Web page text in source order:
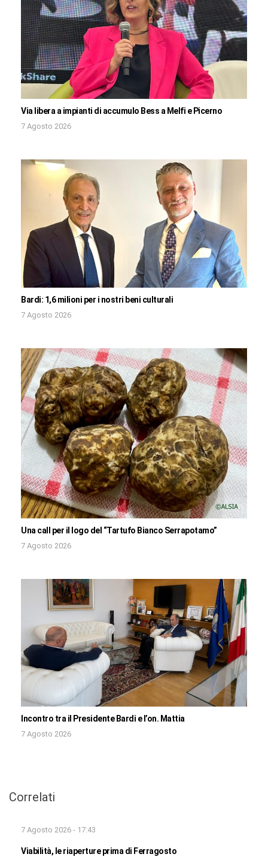
Via libera a impianti di accumulo Bess a Melfi e Picerno
7 Agosto 2026
Bardi: 1,6 milioni per i nostri beni culturali
7 Agosto 2026
Una call per il logo del “Tartufo Bianco Serrapotamo”
7 Agosto 2026
Incontro tra il Presidente Bardi e l’on. Mattia
7 Agosto 2026
Correlati
7 Agosto 2026 - 17:43
Viabilità, le riaperture prima di Ferragosto